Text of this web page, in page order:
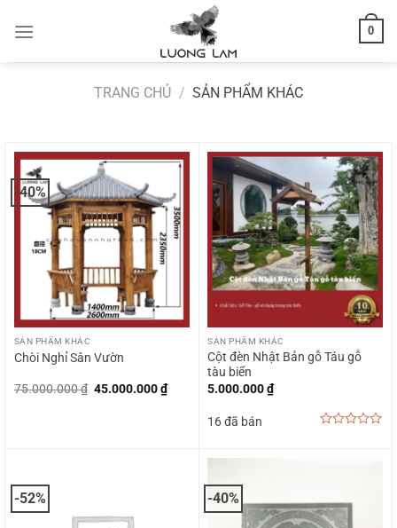
qua
0
TRANG CHỦ / SẢN PHẨM KHÁC
-40%
SẢN PHẨM KHÁC
Chòi Nghỉ Sân Vườn
75.000.000₫ Giá
45.000.000₫Giá
hiện
SẢN PHẨM KHÁC
Cột đèn Nhật Bản gỗ Táu gỗ
tàu biển
5.000.000₫
16 đã bán
-52% -40%